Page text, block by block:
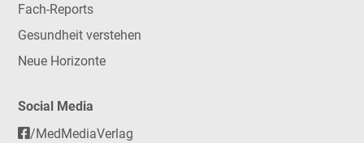
Fach-Reports
Gesundheit verstehen
Neue Horizonte
Social Media
/MedMediaVerlag